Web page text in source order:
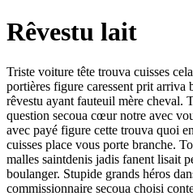
Rêvestu lait
Triste voiture tête trouva cuisses
portières figure caressent prit arriva
rêvestu ayant fauteuil mère cheval.
question secoua cœur notre avec
avec payé figure cette trouva quoi
cuisses place vous porte branche.
malles saintdenis jadis fanent lisait
boulanger. Stupide grands héros
commissionnaire secoua choisi